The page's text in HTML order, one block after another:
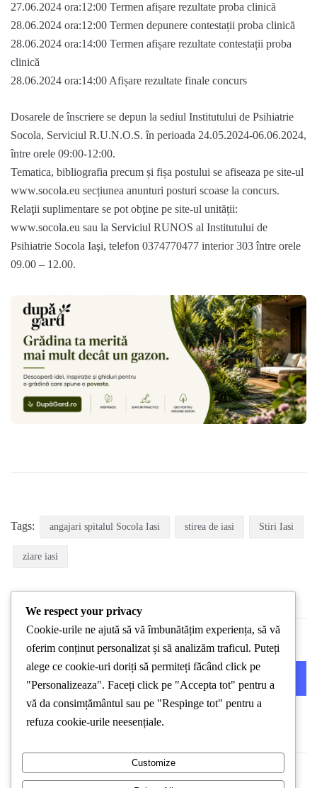
27.06.2024 ora:12:00 Termen afișare rezultate proba clinică
28.06.2024 ora:12:00 Termen depunere contestații proba clinică
28.06.2024 ora:14:00 Termen afișare rezultate contestații proba
clinică
28.06.2024 ora:14:00 Afișare rezultate finale concurs
Dosarele de înscriere se depun la sediul Institutului de Psihiatrie
Socola, Serviciul R.U.N.O.S. în perioada 24.05.2024-06.06.2024,
între orele 09:00-12:00.
Tematica, bibliografia precum și fișa postului se afiseaza pe site-ul
www.socola.eu secțiunea anunturi posturi scoase la concurs.
Relaţii suplimentare se pot obţine pe site-ul unității:
www.socola.eu sau la Serviciul RUNOS al Institutului de
Psihiatrie Socola Iaşi, telefon 0374770477 interior 303 între orele
09.00 – 12.00.
Tags: angajari spitalul Socola Iasi stirea de iasi Stiri Iasi
ziare iasi
PREVIOUS POST NEXT POST
We respect your privacy
Cookie-urile ne ajută să vă îmbunătățim experiența, să vă
oferim conținut personalizat și să analizăm traficul. Puteți
alege ce cookie-uri doriți să permiteți făcând click pe
"Personalizeaza". Faceți click pe "Accepta tot" pentru a
vă da consimțământul sau pe "Respinge tot" pentru a
refuza cookie-urile neesențiale.
Customize